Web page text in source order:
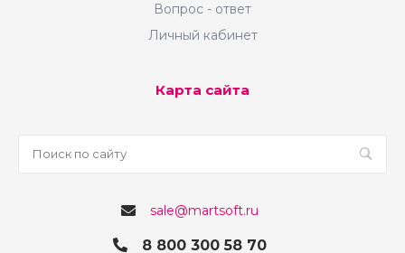
Вопрос - ответ
Личный кабинет
Карта сайта
sale@martsoft.ru
8 800 300 58 70